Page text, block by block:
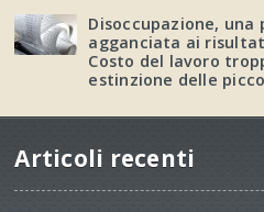
Disoccupazione,
agganciata ai
Costo del lavoro
estinzione delle
Articoli recenti